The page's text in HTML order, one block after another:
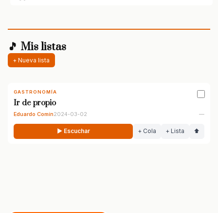
🎵 Mis listas
+ Nueva lista
GASTRONOMÍA
Ir de propio
Eduardo Comín2024-03-02 —
▶ Escuchar + Cola + Lista ⬆